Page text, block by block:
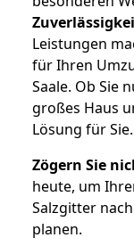
Leistungen
für Ihren
Saale. Ob Sie
großes Haus
Lösung für Sie.
Zögern Sie
heute, um
Salzgitter
planen.